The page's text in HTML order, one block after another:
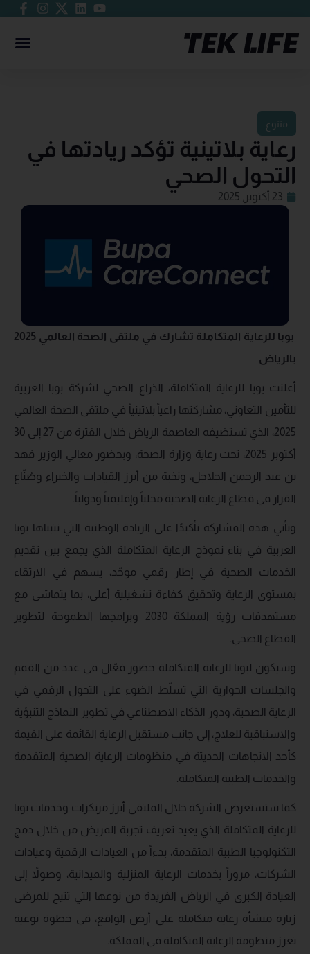
متنوع
رعاية بلاتينية تؤكد ريادتها في
التحول الصحي
23 أكتوبر, 2025
بوبا للرعاية المتكاملة تشارك في ملتقى الصحة العالمي 2025
بالرياض
أعلنت بوبا للرعاية المتكاملة، الذراع الصحي لشركة بوبا العربية
للتأمين التعاوني، مشاركتها راعياً بلاتينياً في ملتقى الصحة العالمي
2025، الذي تستضيفه العاصمة الرياض خلال الفترة من 27 إلى 30
أكتوبر 2025، تحت رعاية وزارة الصحة، وبحضور معالي الوزير فهد
بن عبد الرحمن الجلاجل، ونخبة من أبرز القيادات والخبراء وصُنّاع
القرار في قطاع الرعاية الصحية محلياً وإقليمياً ودولياً.
وتأتي هذه المشاركة تأكيدًا على الريادة الوطنية التي تتبناها بوبا
العربية في بناء نموذج الرعاية المتكاملة الذي يجمع بين تقديم
الخدمات الصحية في إطار رقمي موحّد، يسهم في الارتقاء
بمستوى الرعاية وتحقيق كفاءة تشغيلية أعلى، بما يتماشى مع
مستهدفات رؤية المملكة 2030 وبرامجها الطموحة لتطوير
القطاع الصحي.
وسيكون لبوبا للرعاية المتكاملة حضور فعّال في عدد من القمم
والجلسات الحوارية التي تسلّط الضوء على التحول الرقمي في
الرعاية الصحية، ودور الذكاء الاصطناعي في تطوير النماذج التنبؤية
والاستباقية للعلاج، إلى جانب مستقبل الرعاية القائمة على القيمة
كأحد الاتجاهات الحديثة في منظومات الرعاية الصحية المتقدمة
والخدمات الطبية المتكاملة.
كما ستستعرض الشركة خلال الملتقى أبرز مرتكزات وخدمات بوبا
للرعاية المتكاملة الذي يعيد تعريف تجربة المريض من خلال دمج
التكنولوجيا الطبية المتقدمة، بدءاً من العيادات الرقمية وعيادات
الشركات، مروراً بخدمات الرعاية المنزلية والميدانية، وصولاً إلى
العيادة الكبرى في الرياض الفريدة من نوعها التي تتيح للمرضى
زيارة منشأة رعاية متكاملة على أرض الواقع، في خطوة نوعية
تعزز منظومة الرعاية المتكاملة في المملكة.